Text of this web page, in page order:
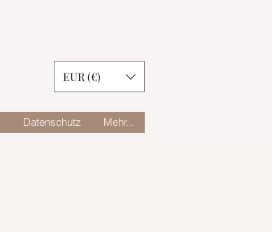
EUR (€)
Datenschutz Mehr...